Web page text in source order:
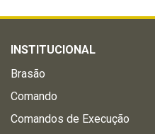
INSTITUCIONAL
Brasão
Comando
Comandos de Execução